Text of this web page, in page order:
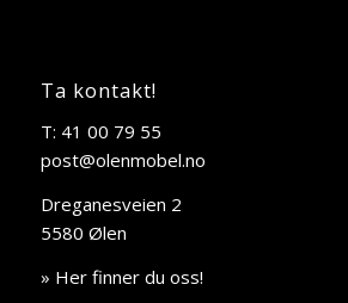
Ta kontakt!
T: 41 00 79 55
post@olenmobel.no
Dreganesveien 2
5580 Ølen
» Her finner du oss!